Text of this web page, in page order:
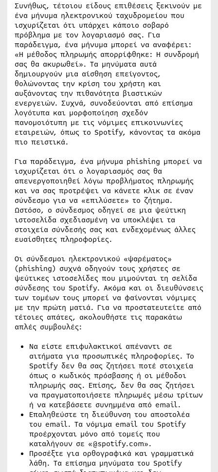
Συνήθως, τέτοιου είδους επιθέσεις ξεκινούν με
ένα μήνυμα ηλεκτρονικού ταχυδρομείου που
ισχυρίζεται ότι υπάρχει κάποιο σοβαρό
πρόβλημα με τον λογαριασμό σας. Για
παράδειγμα, ένα μήνυμα μπορεί να αναφέρει:
«Η μέθοδος πληρωμής απορρίφθηκε: Η συνδρομή
σας θα ακυρωθεί». Τα μηνύματα αυτά
δημιουργούν μια αίσθηση επείγοντος,
θολώνοντας την κρίση του χρήστη και
αυξάνοντας την πιθανότητα βιαστικών
ενεργειών. Συχνά, συνοδεύονται από επίσημα
λογότυπα και μορφοποίηση σχεδόν
πανομοιότυπη με τις νόμιμες επικοινωνίες
εταιρειών, όπως το Spotify, κάνοντας τα ακόμα
πιο πειστικά.
Για παράδειγμα, ένα μήνυμα phishing μπορεί να
ισχυρίζεται ότι ο λογαριασμός σας θα
απενεργοποιηθεί λόγω προβλήματος πληρωμής
και να σας προτρέψει να κάνετε κλικ σε έναν
σύνδεσμο για να «επιλύσετε» το ζήτημα.
Ωστόσο, ο σύνδεσμος οδηγεί σε μια ψεύτικη
ιστοσελίδα σχεδιασμένη να υποκλέψει τα
στοιχεία σύνδεσής σας και ενδεχομένως άλλες
ευαίσθητες πληροφορίες.
Οι σύνδεσμοι ηλεκτρονικού «ψαρέματος»
(phishing) συχνά οδηγούν τους χρήστες σε
ψεύτικες ιστοσελίδες που μιμούνται τη σελίδα
σύνδεσης του Spotify. Ακόμα και οι διευθύνσεις
των τομέων τους μπορεί να φαίνονται νόμιμες
με την πρώτη ματιά. Για να προστατευτείτε από
τέτοιες απάτες, ακολουθήστε τις παρακάτω
απλές συμβουλές:
Να είστε επιφυλακτικοί απέναντι σε
αιτήματα για προσωπικές πληροφορίες. Το
Spotify δεν θα σας ζητήσει ποτέ στοιχεία
όπως ο κωδικός πρόσβασης ή οι μέθοδοι
πληρωμής σας. Επίσης, δεν θα σας ζητήσει
να πραγματοποιήσετε πληρωμές μέσω τρίτων
ή να κατεβάσετε συνημμένα από email.
Επαληθεύστε τη διεύθυνση του αποστολέα
του email. Τα νόμιμα email του Spotify
προέρχονται μόνο από τομείς που
καταλήγουν σε «@spotify.com».
Προσέξτε για ορθογραφικά και γραμματικά
λάθη. Τα επίσημα μηνύματα του Spotify